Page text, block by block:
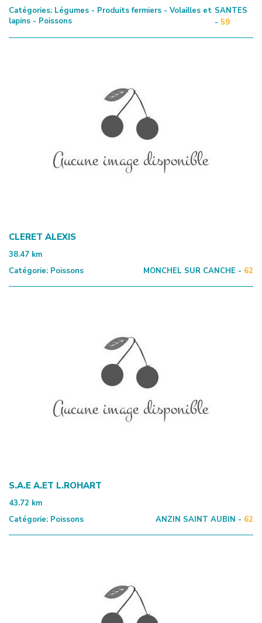
Catégories: Légumes - Produits fermiers - Volailles et
lapins - Poissons
SANTES
- 59
CLERET ALEXIS
38.47 km
Catégorie: Poissons MONCHEL SUR CANCHE - 62
S.A.E A.ET L.ROHART
43.72 km
Catégorie: Poissons ANZIN SAINT AUBIN - 62